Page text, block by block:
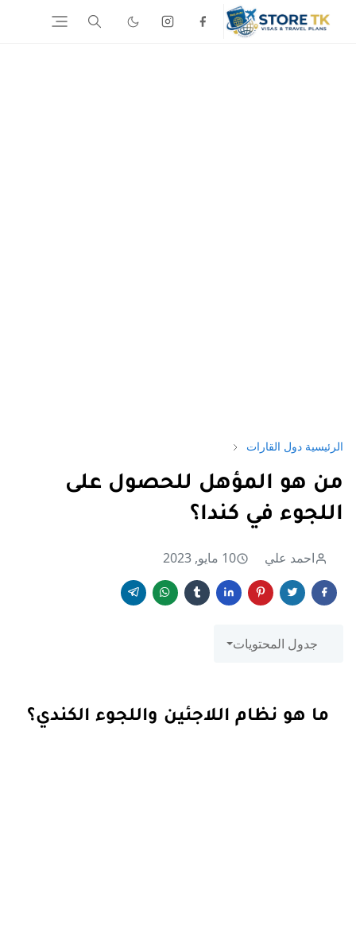
الرئيسية دول القارات
من هو المؤهل للحصول على
اللجوء في كندا؟
احمد علي 10 مايو, 2023
جدول المحتويات
ما هو نظام اللاجئين واللجوء الكندي؟